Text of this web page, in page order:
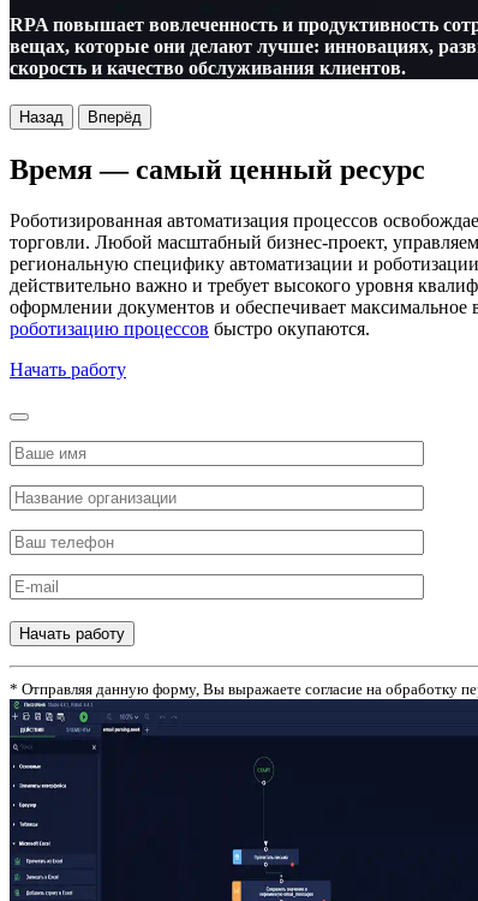
RPA повышает вовлеченность и продуктивность
вещах, которые они делают лучше: инновациях,
скорость и качество обслуживания клиентов.
Назад Вперёд
Время — самый ценный ресурс
Роботизированная автоматизация процессов
торговли. Любой масштабный бизнес-проект,
региональную специфику автоматизации и
действительно важно и требует высокого уровня
оформлении документов и обеспечивает
роботизацию процессов быстро окупаются.
Начать работу
Начать работу
* Отправляя данную форму, Вы выражаете согласие на обработку